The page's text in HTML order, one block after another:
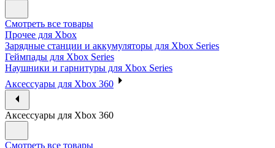
Смотреть все товары
Прочее для Xbox
Зарядные станции и аккумуляторы для Xbox Series
Геймпады для Xbox Series
Наушники и гарнитуры для Xbox Series
Аксессуары для Xbox 360
Аксессуары для Xbox 360
Смотреть все товары